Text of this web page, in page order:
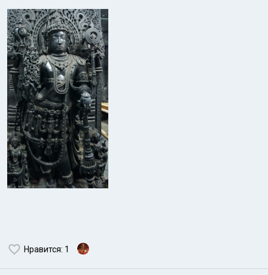
Нравится: 1